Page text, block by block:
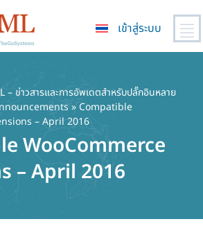
เข้าสู่ระบบ
– ข่าวสารและการอัพเดตสำหรับปลั๊กอินหลาย
» Compatible
– April 2016
WooCommerce
– April 2016